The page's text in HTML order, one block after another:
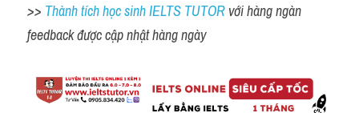
>> Thành tích học sinh IELTS TUTOR với hàng ngàn
feedback được cập nhật hàng ngày